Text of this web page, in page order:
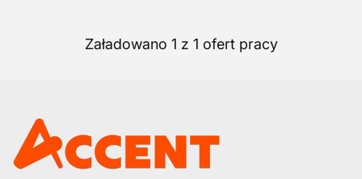
Załadowano 1 z 1 ofert pracy